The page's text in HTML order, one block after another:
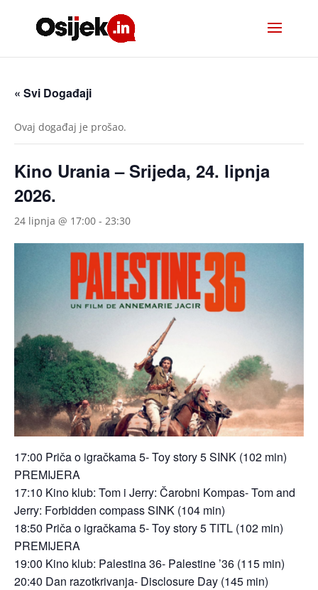
« Svi Događaji
Ovaj događaj je prošao.
Kino Urania – Srijeda, 24. lipnja
2026.
24 lipnja @ 17:00 - 23:30
17:00 Priča o igračkama 5- Toy story 5 SINK (102 min)
PREMIJERA
17:10 Kino klub: Tom i Jerry: Čarobni Kompas- Tom and
Jerry: Forbidden compass SINK (104 min)
18:50 Priča o igračkama 5- Toy story 5 TITL (102 min)
PREMIJERA
19:00 Kino klub: Palestina 36- Palestine ’36 (115 min)
20:40 Dan razotkrivanja- Disclosure Day (145 min)